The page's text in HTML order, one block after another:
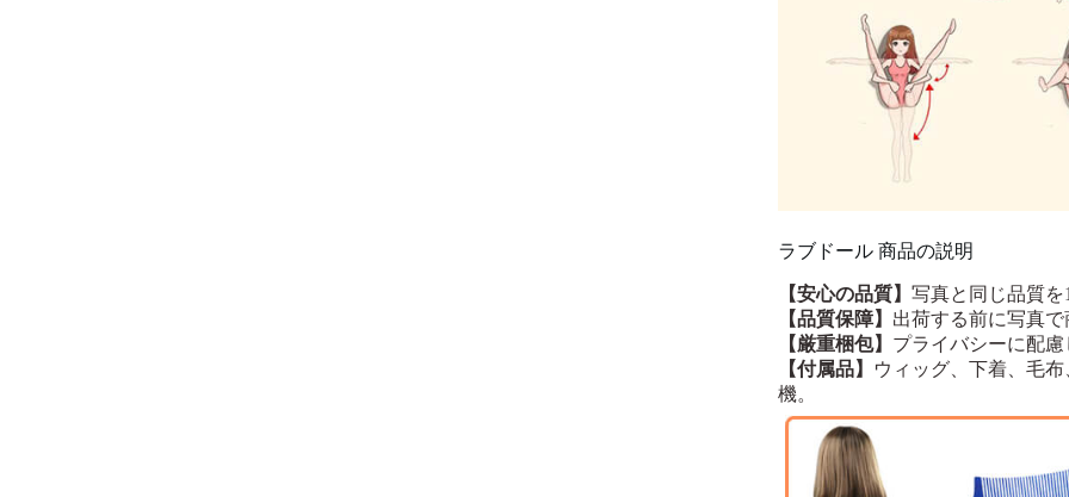
ラブドール 商品の説明
【安心の品質】 写真と同じ品質を
【品質保障】 出荷する前に写真で
【厳重梱包】 プライバシーに配慮
【付属品】
ウィッグ、下着、毛
機。